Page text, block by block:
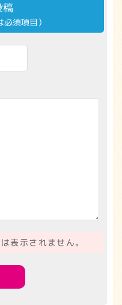
稿
必須項目）
表示されません。